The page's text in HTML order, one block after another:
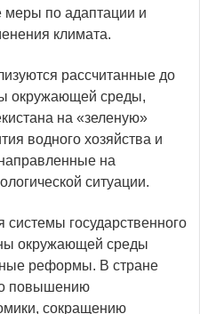
меры по адаптации и
климата.
рассчитанные до
окружающей среды,
на «зеленую»
водного хозяйства и
на
ситуации.
государственного
окружающей среды
реформы. В стране
повышению
сок­ращению